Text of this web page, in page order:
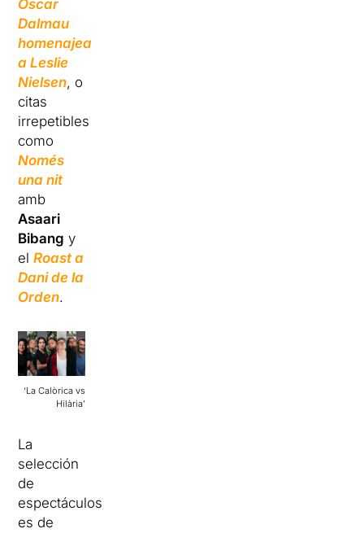
Òscar
Dalmau
homenajea
a Leslie
Nielsen, o
citas
irrepetibles
como
Només
una nit
amb
Asaari
Bibang y
elRoast a
Dani de la
Orden.
‘La Calòrica vs
Hilària’
La
selección
de
espectáculos
es de